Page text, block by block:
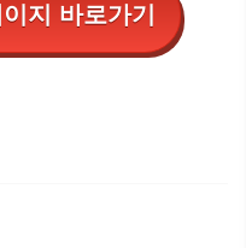
지 바로가기